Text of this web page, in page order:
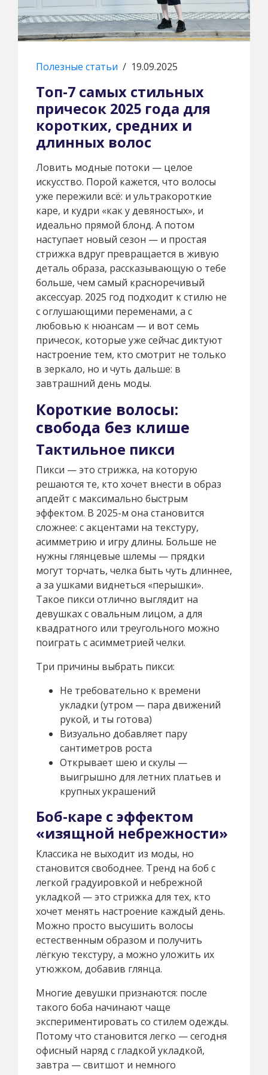
Полезные статьи / 19.09.2025
Топ-7 самых стильных
причесок 2025 года для
коротких, средних и
длинных волос
Ловить модные потоки — целое
искусство. Порой кажется, что волосы
уже пережили всё: и ультракороткие
каре, и кудри «как у девяностых», и
идеально прямой блонд. А потом
наступает новый сезон — и простая
стрижка вдруг превращается в живую
деталь образа, рассказывающую о тебе
больше, чем самый красноречивый
аксессуар. 2025 год подходит к стилю не
с оглушающими переменами, а с
любовью к нюансам — и вот семь
причесок, которые уже сейчас диктуют
настроение тем, кто смотрит не только
в зеркало, но и чуть дальше: в
завтрашний день моды.
Короткие волосы:
свобода без клише
Тактильное пикси
Пикси — это стрижка, на которую
решаются те, кто хочет внести в образ
апдейт с максимально быстрым
эффектом. В 2025-м она становится
сложнее: с акцентами на текстуру,
асимметрию и игру длины. Больше не
нужны глянцевые шлемы — прядки
могут торчать, челка быть чуть длиннее,
а за ушками виднеться «перышки».
Такое пикси отлично выглядит на
девушках с овальным лицом, а для
квадратного или треугольного можно
поиграть с асимметрией челки.
Три причины выбрать пикси:
Не требовательно к времени
укладки (утром — пара движений
рукой, и ты готова)
Визуально добавляет пару
сантиметров роста
Открывает шею и скулы —
выигрышно для летних платьев и
крупных украшений
Боб-каре с эффектом
«изящной небрежности»
Классика не выходит из моды, но
становится свободнее. Тренд на боб с
легкой градуировкой и небрежной
укладкой — это стрижка для тех, кто
хочет менять настроение каждый день.
Можно просто высушить волосы
естественным образом и получить
лёгкую текстуру, а можно уложить их
утюжком, добавив глянца.
Многие девушки признаются: после
такого боба начинают чаще
экспериментировать со стилем одежды.
Потому что становится легко — сегодня
офисный наряд с гладкой укладкой,
завтра — свитшот и немного